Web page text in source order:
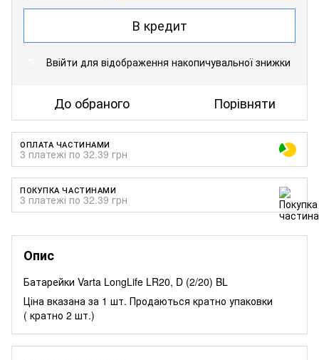
В кредит
Ввійти для відображення накопичувальної знижки
До обраного Порівняти
ОПЛАТА ЧАСТИНАМИ
3 платежі по 32.39 грн
ПОКУПКА ЧАСТИНАМИ
3 платежі по 32.39 грн
Опис
Батарейки Varta LongLife LR20, D (2/20) BL
Ціна вказана за 1 шт. Продаються кратно упаковки
( кратно 2 шт.)